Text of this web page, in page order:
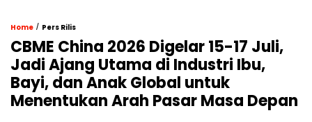
Home / Pers Rilis
CBME China 2026 Digelar 15-17 Juli,
Jadi Ajang Utama di Industri Ibu,
Bayi, dan Anak Global untuk
Menentukan Arah Pasar Masa Depan